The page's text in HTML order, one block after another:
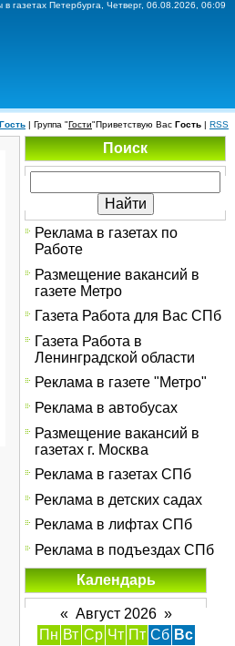
газетах Петербурга, Четверг, 06.08.2026, 06:09
Гость | Группа "Гости"Приветствую Вас Гость | RSS
Поиск
Реклама в газетах по
Работе
Размещение вакансий в
газете Метро
Газета Работа для Вас СПб
Газета Работа в
Ленинградской области
Реклама в газете "Метро"
Реклама в автобусах
Размещение вакансий в
газетах г. Москва
Реклама в газетах СПб
Реклама в детских садах
Реклама в лифтах СПб
Реклама в подъездах СПб
Календарь
« Август 2026 »
Пн Вт Ср Чт Пт Сб Вс